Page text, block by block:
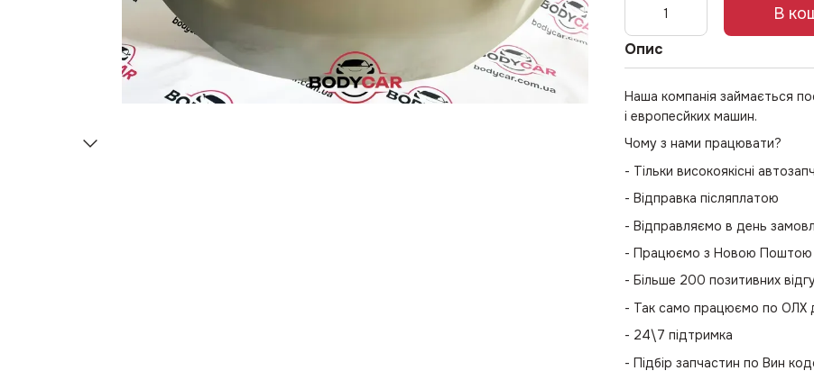
В
Опис
Наша компанія займається
і европесйких машин.
Чому з нами працювати?
- Тільки високоякісні
- Відправка післяплатою
- Відправляємо в день
- Працюємо з Новою Поштою
- Більше 200 позитивних
- Так само працюємо по ОЛХ
- 24\7 підтримка
- Підбір запчастин по Вин